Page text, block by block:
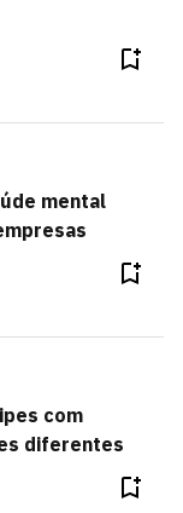
mental
com
diferentes